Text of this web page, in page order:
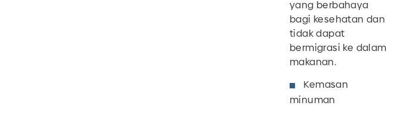
yang berbahaya
bagi kesehatan dan
tidak dapat
bermigrasi ke dalam
makanan.
Kemasan
minuman